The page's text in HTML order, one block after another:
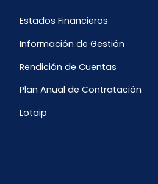
Estados Financieros
Información de Gestión
Rendición de Cuentas
Plan Anual de Contratación
Lotaip